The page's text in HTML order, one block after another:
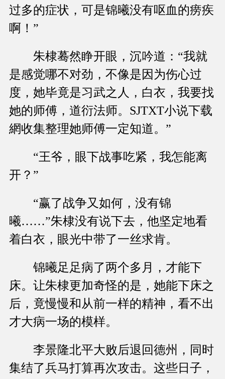
过多的症状，可是锦曦没有呕血的痨疾
啊！”
朱棣蓦然睁开眼，沉吟道：“我就
是感觉哪不对劲，不像是因为伤心过
度，她毕竟是习武之人，白衣，我要找
她的师傅，道衍法师。SJTXT小说下载
網收集整理她师傅一定知道。”
“王爷，眼下战事吃紧，我怎能离
开？”
“赢了战争又如何，没有锦
曦……”朱棣没有说下去，他坚定地看
着白衣，眼光中带了一丝求肯。
锦曦足足病了两个多月，才能下
床。让朱棣更加奇怪的是，她能下床之
后，竟慢慢和从前一样的精神，看不出
才大病一场的模样。
李景隆北平大败后退回德州，同时
集结了兵马打算再次攻击。这些日子，